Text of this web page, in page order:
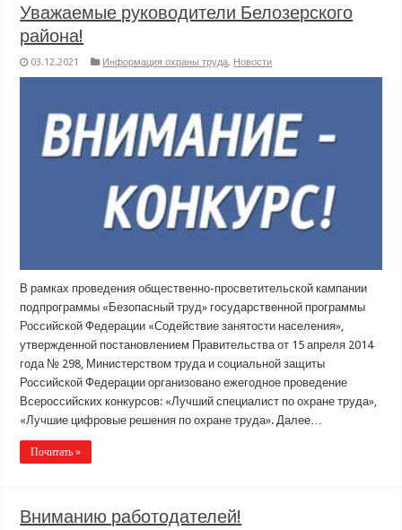
Уважаемые руководители Белозерского
района!
03.12.2021 Информация охраны труда, Новости
В рамках проведения общественно-просветительской кампании
подпрограммы «Безопасный труд» государственной программы
Российской Федерации «Содействие занятости населения»,
утвержденной постановлением Правительства от 15 апреля 2014
года № 298, Министерством труда и социальной защиты
Российской Федерации организовано ежегодное проведение
Всероссийских конкурсов: «Лучший специалист по охране труда»,
«Лучшие цифровые решения по охране труда». Далее…
Почитать »
Вниманию работодателей!